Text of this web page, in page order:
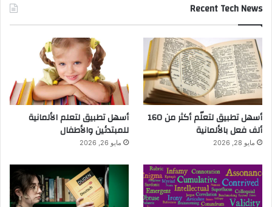
Recent Tech News
أسهل تطبيق لتعلّم أكثر من 160
ألف فعل بالألمانية
مايو 28, 2026
أسهل تطبيق لتعلم الألمانية
للمبتدئين والأطفال
مايو 26, 2026